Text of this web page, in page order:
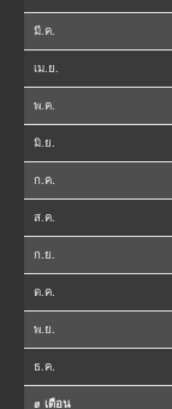
มี.ค.
เม.ย.
พ.ค.
มิ.ย.
ก.ค.
ส.ค.
ก.ย.
ต.ค.
พ.ย.
ธ.ค.
⌀ เดือน